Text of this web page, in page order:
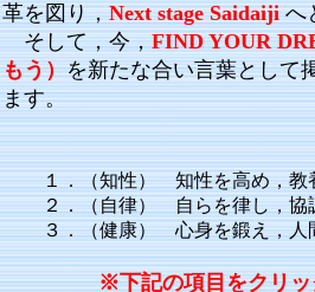
革を図り，NextstageSaidaijiへ
そして，今，FIND YOUR
もう）を新たな合い言葉として
ます。
１．（知性） 知性を高め，教
２．（自律） 自らを律し，協
３．（健康） 心身を鍛え，人
※下記の項目をクリッ